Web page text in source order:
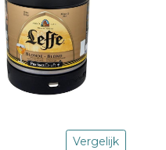
Vergelijk